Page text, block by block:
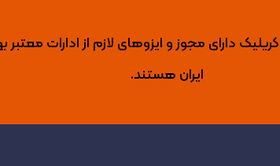
دارای مجوز و ایزوهای لازم از ادارات
ایران هستند.